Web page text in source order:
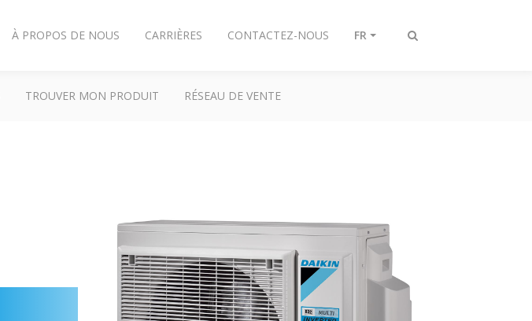
Afficher/masquer
À PROPOS DE NOUS CARRIÈRES CONTACTEZ-NOUS FR
TROUVER MON PRODUIT RÉSEAU DE VENTE